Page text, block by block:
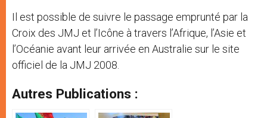
Il est possible de suivre le passage emprunté par la
Croix des JMJ et l’Icône à travers l’Afrique, l’Asie et
l’Océanie avant leur arrivée en Australie sur le site
officiel de la JMJ 2008.
Autres Publications :